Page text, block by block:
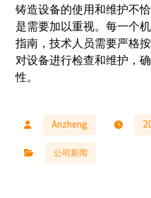
铸造设备的使用和维护不
是需要加以重视。每一个
指南，技术人员需要严格
对设备进行检查和维护，
性。
Anzheng
公司新闻